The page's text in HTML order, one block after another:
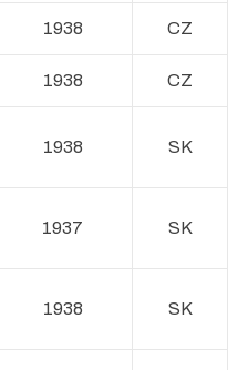
1938 CZ
1938 CZ
1938 SK
1937 SK
1938 SK